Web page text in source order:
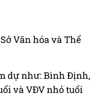
Văn hóa và Thể
dự như: Bình Định,
và VĐV nhỏ tuổi